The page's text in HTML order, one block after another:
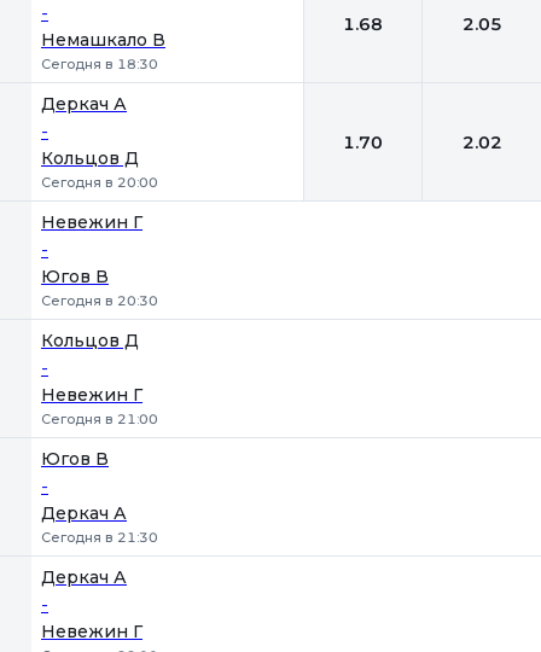
-
Немашкало В
Сегодня в 18:30
1.68 2.05
Деркач А
-
Кольцов Д
Сегодня в 20:00
1.70 2.02
Невежин Г
-
Югов В
Сегодня в 20:30
Кольцов Д
-
Невежин Г
Сегодня в 21:00
Югов В
-
Деркач А
Сегодня в 21:30
Деркач А
-
Невежин Г